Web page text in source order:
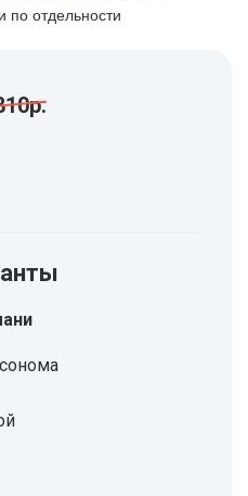
по отдельности